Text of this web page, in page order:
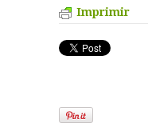
Imprimir